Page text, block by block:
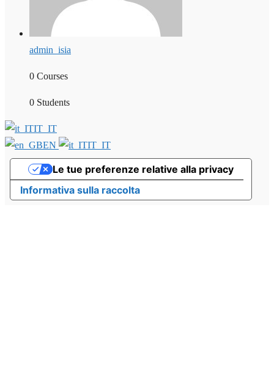
admin_isia
0 Courses
0 Students
IT_IT
EN
IT_IT
Informativa sulla raccolta
Le tue preferenze relative alla privacy